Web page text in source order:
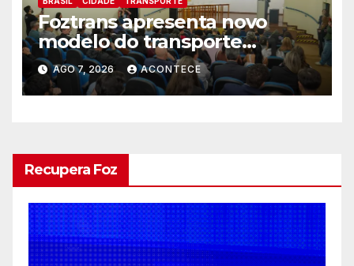
Foztrans apresenta novo
modelo do transporte
coletivo em audiência pública
e avança para um sistema
mais moderno e eficiente
AGO 7, 2026 ACONTECE
Recupera Foz